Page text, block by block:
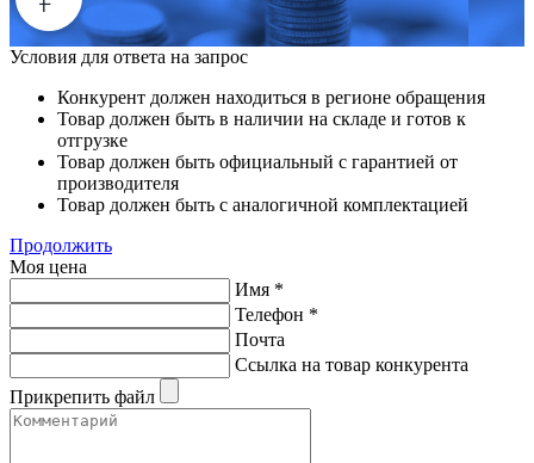
Условия для ответа на запрос
Конкурент должен находиться в регионе обращения
Товар должен быть в наличии на складе и готов к
отгрузке
Товар должен быть официальный с гарантией от
производителя
Товар должен быть с аналогичной комплектацией
Продолжить
Моя цена
Имя *
Телефон *
Почта
Ссылка на товар конкурента
Прикрепить файл